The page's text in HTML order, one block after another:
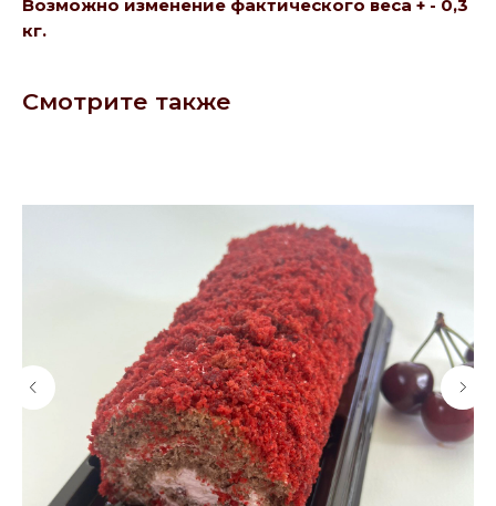
Возможно изменение фактического веса + - 0,3
кг.
Смотрите также